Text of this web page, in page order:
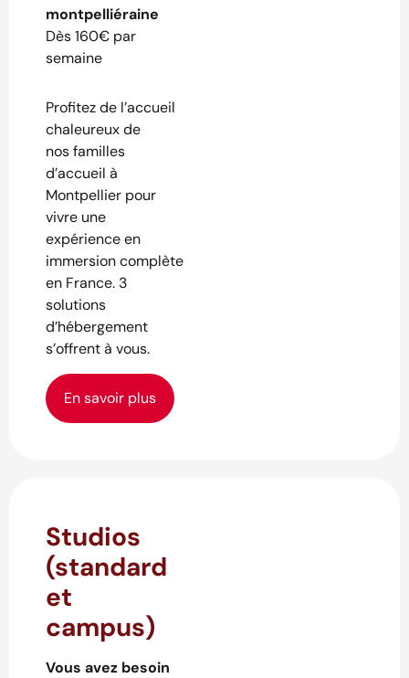
montpelliéraine
Dès 160€ par
semaine
Profitez de l’accueil
chaleureux de
nos familles
d’accueil à
Montpellier pour
vivre une
expérience en
immersion complète
en France. 3
solutions
d’hébergement
s’offrent à vous.
En savoir plus
Studios
(standard
et
campus)
Vous avez besoin